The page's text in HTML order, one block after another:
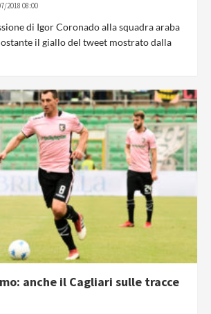
2018 08:00
di Igor Coronado alla squadra araba
il giallo del tweet mostrato dalla
anche il Cagliari sulle tracce